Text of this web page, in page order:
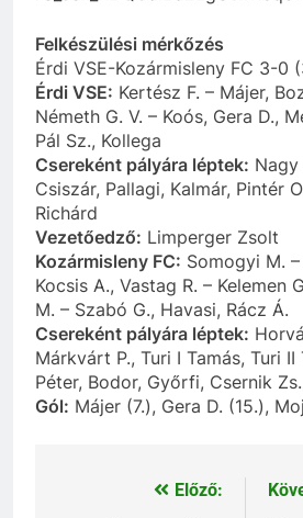
Felkészülési mérkőzés
Érdi VSE-Kozármisleny FC 3-0
Érdi VSE: Kertész F. – Májer,
Németh G. V. – Koós, Gera D.,
Pál Sz., Kollega
Csereként pályára léptek: Nagy
Csiszár, Pallagi, Kalmár, Pintér
Richárd
Vezetőedző: Limperger Zsolt
Kozármisleny FC: Somogyi M.
Kocsis A., Vastag R. – Kelemen
M. – Szabó G., Havasi, Rácz Á.
Csereként pályára léptek:
Márkvárt P., Turi I Tamás, Turi
Péter, Bodor, Győrfi, Csernik
Gól: Májer (7.), Gera D. (15.),
BejegyzésElőző: